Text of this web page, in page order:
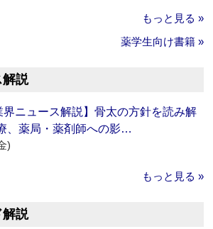
もっと見る »
薬学生向け書籍 »
解説
界ニュース解説】骨太の方針を読み解
、薬局・薬剤師への影…
)
もっと見る »
解説